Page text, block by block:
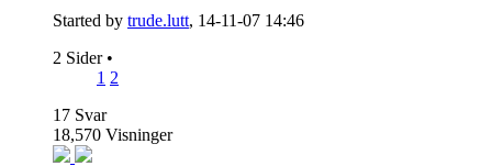
Started by trude.lutt, 14-11-07 14:46
2 Sider •
1 2
17 Svar
18,570 Visninger